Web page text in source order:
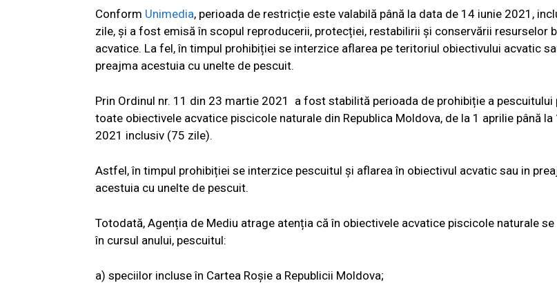
Conform Unimedia, perioada de restricție este valabilă până la data de 14 iunie 2021,
zile, și a fost emisă în scopul reproducerii, protecției, restabilirii și conservării resurselor
acvatice. La fel, în timpul prohibiției se interzice aflarea pe teritoriul obiectivului acvatic
preajma acestuia cu unelte de pescuit.
Prin Ordinul nr. 11 din 23 martie 2021 a fost stabilită perioada de prohibiție a pescuitului
toate obiectivele acvatice piscicole naturale din Republica Moldova, de la 1 aprilie până la
2021 inclusiv (75 zile).
Astfel, în timpul prohibiției se interzice pescuitul și aflarea în obiectivul acvatic sau in
acestuia cu unelte de pescuit.
Totodată, Agenția de Mediu atrage atenția că în obiectivele acvatice piscicole naturale
în cursul anului, pescuitul:
a) speciilor incluse în Cartea Roșie a Republicii Moldova;